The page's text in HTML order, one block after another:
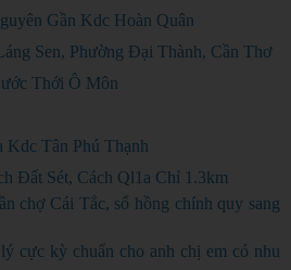
Gần Kdc Hoàn Quân
Sen, Phường Đại Thành, Cần Thơ
Thới Ô Môn
Tân Phú Thạnh
Đất Sét, Cách Ql1a Chỉ 1.3km
chợ Cái Tắc, sổ hồng chính quy sang
cực kỳ chuẩn cho anh chị em có nhu